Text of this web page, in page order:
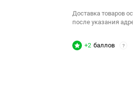
Доставка товаров
после указания
+2 баллов ?